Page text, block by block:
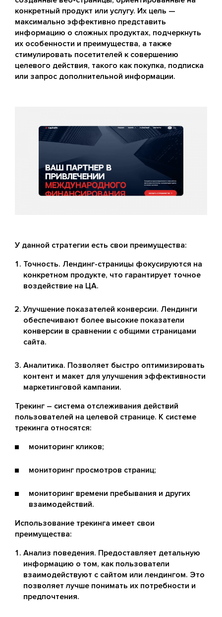
конкретный продукт или услугу. Их цель —
максимально эффективно представить
информацию о сложных продуктах, подчеркнуть
их особенности и преимущества, а также
стимулировать посетителей к совершению
целевого действия, такого как покупка, подписка
или запрос дополнительной информации.
У данной стратегии есть свои преимущества:
Точность. Лендинг-страницы фокусируются на
конкретном продукте, что гарантирует точное
воздействие на ЦА.
Улучшение показателей конверсии. Лендинги
обеспечивают более высокие показатели
конверсии в сравнении с общими страницами
сайта.
Аналитика. Позволяет быстро оптимизировать
контент и макет для улучшения эффективности
маркетинговой кампании.
Трекинг – система отслеживания действий
пользователей на целевой странице. К системе
трекинга относятся:
мониторинг кликов;
мониторинг просмотров страниц;
мониторинг времени пребывания и других
взаимодействий.
Использование трекинга имеет свои
преимущества:
Анализ поведения. Предоставляет детальную
информацию о том, как пользователи
взаимодействуют с сайтом или лендингом. Это
позволяет лучше понимать их потребности и
предпочтения.